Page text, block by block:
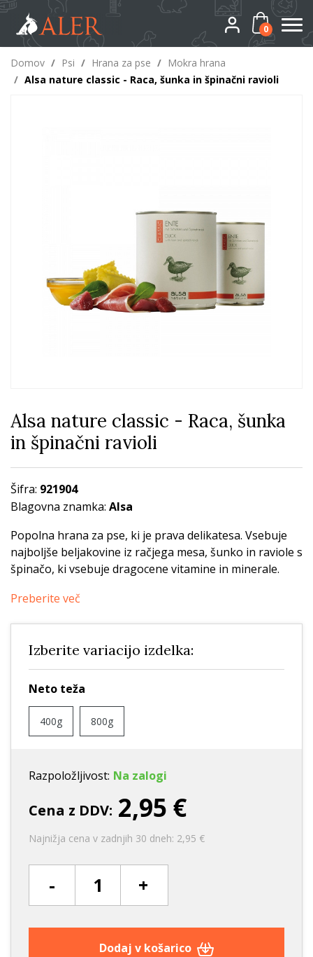
0
Domov / Psi / Hrana za pse / Mokra hrana
/ Alsa nature classic - Raca, šunka in špinačni ravioli
Alsa nature classic - Raca, šunka
in špinačni ravioli
Šifra: 921904
Blagovna znamka: Alsa
Popolna hrana za pse, ki je prava delikatesa. Vsebuje
najboljše beljakovine iz račjega mesa, šunko in raviole s
špinačo, ki vsebuje dragocene vitamine in minerale.
Preberite več
Izberite variacijo izdelka:
Neto teža
400g 800g
Razpoložljivost: Na zalogi
Cena z DDV: 2,95 €
Najnižja cena v zadnjih 30 dneh: 2,95 €
- +
Dodaj v košarico